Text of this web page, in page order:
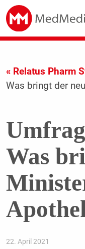
« Relatus Pharm
Was bringt der
Was
22. April 2021